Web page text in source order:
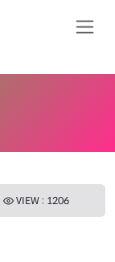
VIEW : 1206